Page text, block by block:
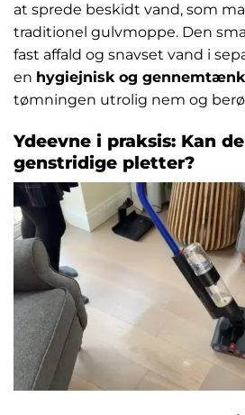
at sprede beskidt vand, som
traditionel gulvmoppe. Den
fast affald og snavset vand i
en hygiejnisk og
tømningen utrolig nem og
Ydeevne i praksis: Kan
genstridige pletter?